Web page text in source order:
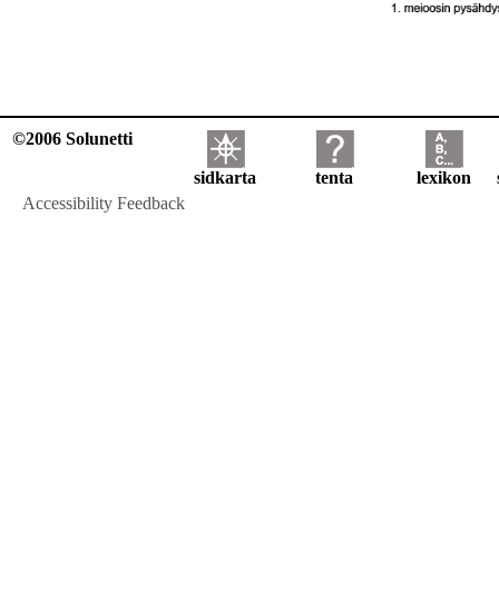
©2006 Solunetti
sidkarta tenta lexikon
Accessibility Feedback